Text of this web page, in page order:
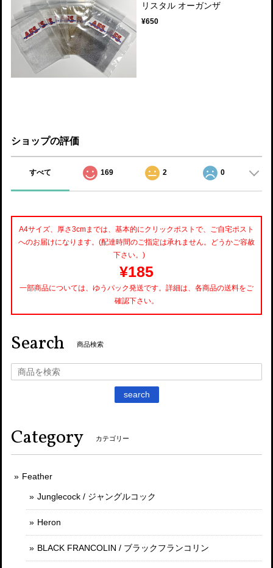
リスタル オーガンザ
¥650
ショップの評価
すべて 169 2 0
A4サイズ、厚さ3cmまでは、基本的にクリックポストで、ご自宅ポスト
へのお届けになります。(配達時間のご指定は承れません。どうかご容赦
下さい。)
¥185
一部商品については、ゆうパック発送です。詳細は、各商品の送料をご
確認下さい。
Search 商品検索
search
Category カテゴリー
Feather
Junglecock / ジャングルコック
Heron
BLACK FRANCOLIN / ブラックフランコリン